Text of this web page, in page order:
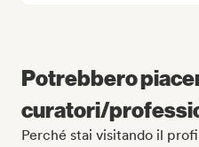
Potrebbero
curatori/
Perché stai visitando il